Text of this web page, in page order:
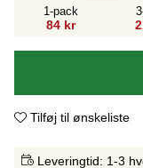
1-pack
84 kr
Tilføj til ønskeliste
Leveringtid: 1-3